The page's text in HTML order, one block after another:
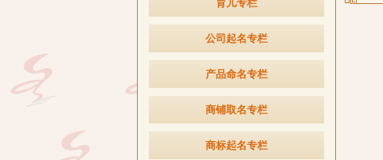
育儿专栏
公司起名专栏
产品命名专栏
商铺取名专栏
商标起名专栏